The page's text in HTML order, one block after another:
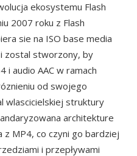
ekosystemu Flash
2007 roku z Flash
sie na ISO base media
zostal stworzony, by
i audio AAC w ramach
od swojego
wlascicielskiej struktury
architekture
MP4, co czyni go bardziej
i przepływami